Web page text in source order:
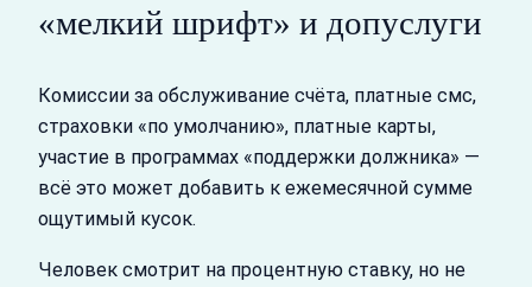
«мелкий шрифт» и допуслуги
Комиссии за обслуживание счёта, платные смс,
страховки «по умолчанию», платные карты,
участие в программах «поддержки должника» —
всё это может добавить к ежемесячной сумме
ощутимый кусок.
Человек смотрит на процентную ставку, но не